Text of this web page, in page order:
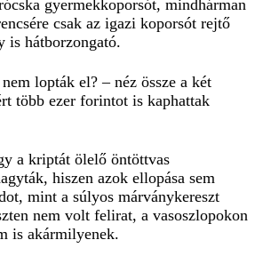
gyermekkoporsót, mindhárman
csak az igazi koporsót rejtő
is hátborzongató.
lopták el? – néz össze a két
több ezer forintot is kaphattak
a kriptát ölelő öntöttvas
hiszen azok ellopása sem
mint a súlyos márványkereszt
nem volt felirat, a vasoszlopokon
is akármilyenek.